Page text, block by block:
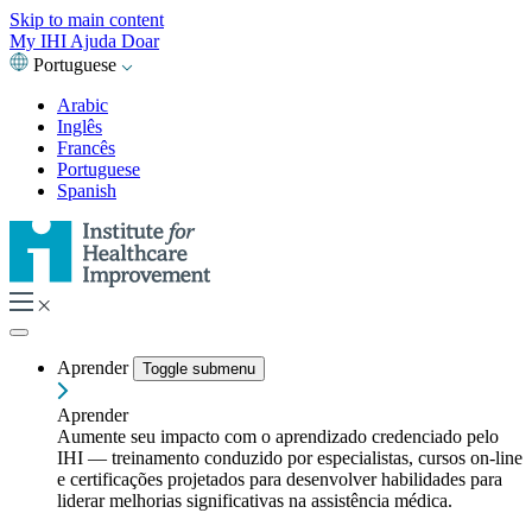
Skip to main content
My IHI Ajuda Doar
Portuguese
Arabic
Inglês
Francês
Portuguese
Spanish
Aprender Toggle submenu
Aprender
Aumente seu impacto com o aprendizado credenciado pelo
IHI — treinamento conduzido por especialistas, cursos on-line
e certificações projetados para desenvolver habilidades para
liderar melhorias significativas na assistência médica.